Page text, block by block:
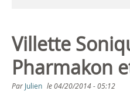
Villette
Pharmakon
Par Julien le04/20/2014 - 05:12